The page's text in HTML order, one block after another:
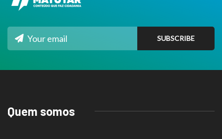
Quem somos